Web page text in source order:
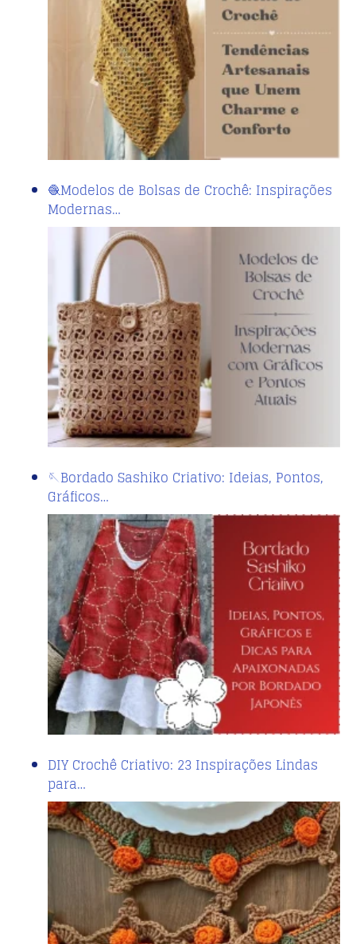
🧶Modelos de Bolsas de Crochê: Inspirações
Modernas…
🪡Bordado Sashiko Criativo: Ideias, Pontos,
Gráficos…
DIY Crochê Criativo: 23 Inspirações Lindas
para…